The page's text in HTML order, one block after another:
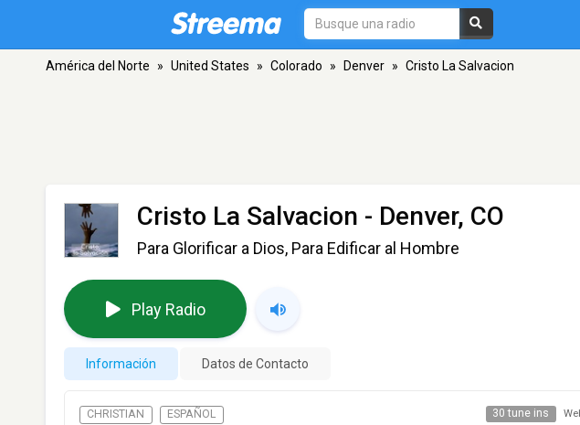
América del Norte » United States » Colorado » Denver » Cristo La Salvacion
Cristo La Salvacion - Denver, CO
Para Glorificar a Dios, Para Edificar al Hombre
Play Radio
Información Datos de Contacto
CHRISTIAN ESPAÑOL 30 tune ins